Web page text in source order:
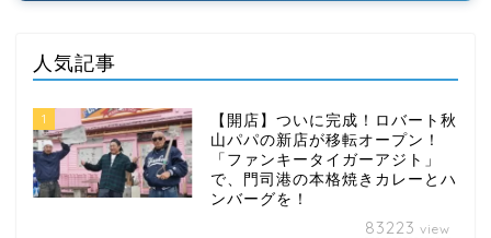
人気記事
1
【開店】ついに完成！ロバート秋
山パパの新店が移転オープン！
「ファンキータイガーアジト」
で、門司港の本格焼きカレーとハ
ンバーグを！
83223 view